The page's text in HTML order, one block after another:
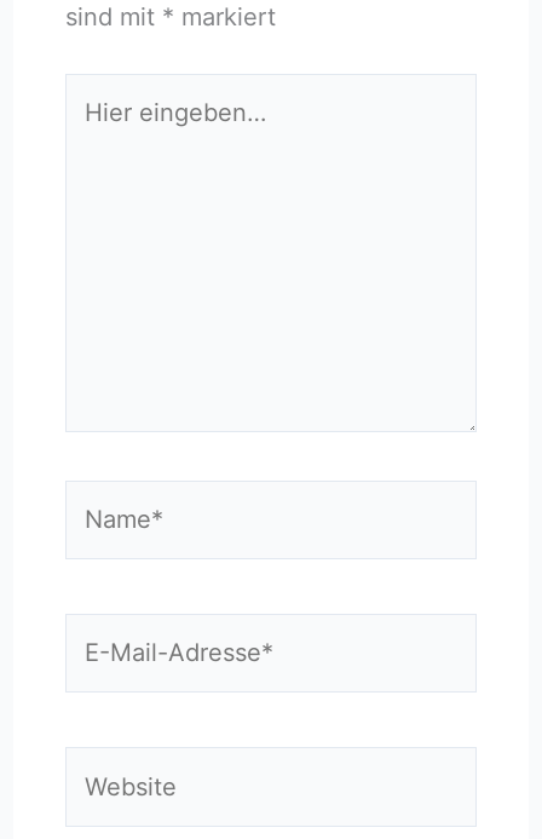
sind mit * markiert
eingeben…